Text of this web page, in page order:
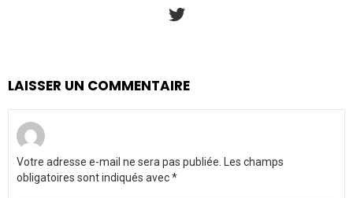
LAISSER UN COMMENTAIRE
Votre adresse e-mail ne sera pas publiée.
Les champs
obligatoires sont indiqués avec*